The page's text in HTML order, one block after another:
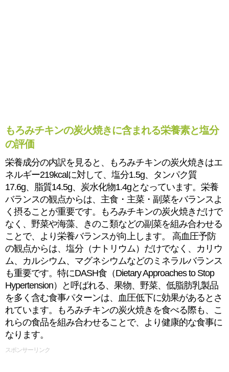
もろみチキンの炭火焼きに含まれる栄養素と塩分
の評価
栄養成分の内訳を見ると、もろみチキンの炭火焼きはエ
ネルギー219kcalに対して、塩分1.5g、タンパク質
17.6g、脂質14.5g、炭水化物1.4gとなっています。栄養
バランスの観点からは、主食・主菜・副菜をバランスよ
く摂ることが重要です。もろみチキンの炭火焼きだけで
なく、野菜や海藻、きのこ類などの副菜を組み合わせる
ことで、より栄養バランスが向上します。 高血圧予防
の観点からは、塩分（ナトリウム）だけでなく、カリウ
ム、カルシウム、マグネシウムなどのミネラルバランス
も重要です。特にDASH食（Dietary Approaches to Stop
Hypertension）と呼ばれる、果物、野菜、低脂肪乳製品
を多く含む食事パターンは、血圧低下に効果があるとさ
れています。もろみチキンの炭火焼きを食べる際も、こ
れらの食品を組み合わせることで、より健康的な食事に
なります。
スポンサーリンク